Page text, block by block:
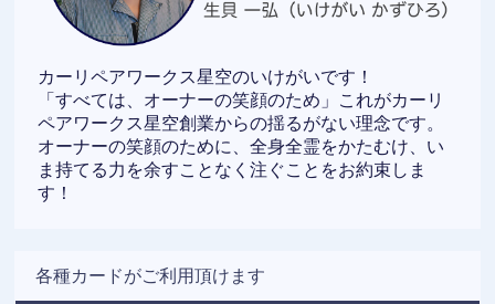
カーリペアワークス星空のいけがいです！
「すべては、オーナーの笑顔のため」これがカーリ
ペアワークス星空創業からの揺るがない理念です。
オーナーの笑顔のために、全身全霊をかたむけ、い
ま持てる力を余すことなく注ぐことをお約束しま
す！
各種カードがご利用頂けます